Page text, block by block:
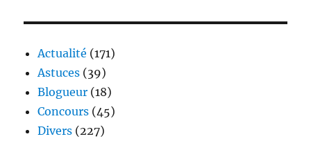
officielle
des
23
de
léquipe
de
France
Actualité (171)
Astuces (39)
Blogueur (18)
Concours (45)
Divers (227)